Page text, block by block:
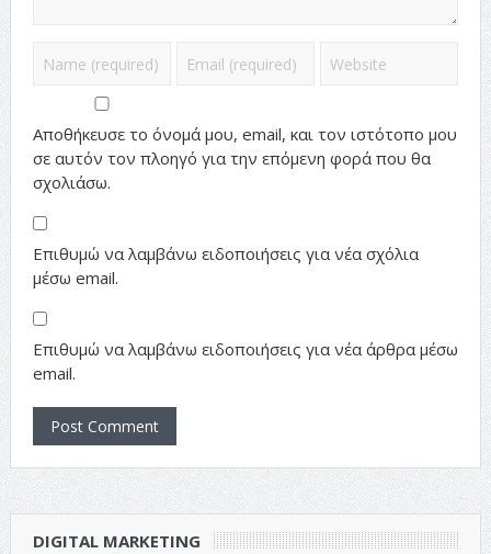
Αποθήκευσε το όνομά μου, email, και τον ιστότοπο μου
σε αυτόν τον πλοηγό για την επόμενη φορά που θα
σχολιάσω.
Επιθυμώ να λαμβάνω ειδοποιήσεις για νέα σχόλια
μέσω email.
Επιθυμώ να λαμβάνω ειδοποιήσεις για νέα άρθρα μέσω
email.
DIGITAL MARKETING